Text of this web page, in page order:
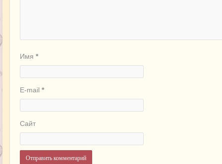
Имя *
E-mail *
Сайт